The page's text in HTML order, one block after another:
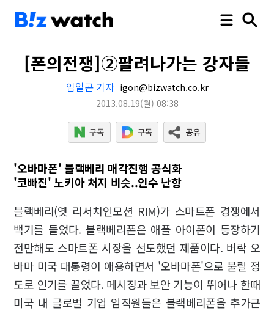
[폰의전쟁]②팔려나가는 강자들
임일곤 기자 igon@bizwatch.co.kr
2013.08.19(월) 08:38
'오바마폰' 블랙베리 매각진행 공식화
'코빠진' 노키아 처지 비슷..인수 난항
블랙베리(옛 리서치인모션 RIM)가 스마트폰 경쟁에서
백기를 들었다. 블랙베리폰은 애플 아이폰이 등장하기
전만해도 스마트폰 시장을 선도했던 제품이다. 버락 오
바마 미국 대통령이 애용하면서 '오바마폰'으로 불릴 정
도로 인기를 끌었다. 메시징과 보안 기능이 뛰어나 한때
미국 내 글로벌 기업 임직원들은 블랙베리폰을 추가근